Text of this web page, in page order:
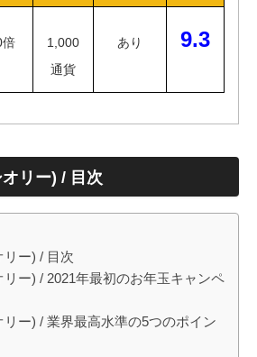
倍
1,000
通貨
あり 9.3
リー) / 目次
ー) / 目次
ー) / 2021年最初のお年玉キャンペ
ー) / 業界最高水準の5つのポイン